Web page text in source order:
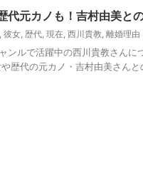
代元カノも！吉村由美と
, 彼女, 歴代, 現在, 西川貴教, 離婚理由
ンルで活躍中の西川貴教さんに
歴代の元カノ・吉村由美さん